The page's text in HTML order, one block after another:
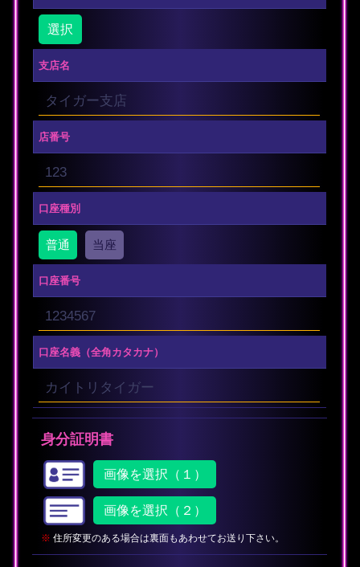
選択
支店名
店番号
口座種別
普通 当座
口座番号
口座名義 （全角カタカナ）
身分証明書
画像を選択（１）
画像を選択（２）
※ 住所変更のある場合は裏面もあわせてお送り下さい。